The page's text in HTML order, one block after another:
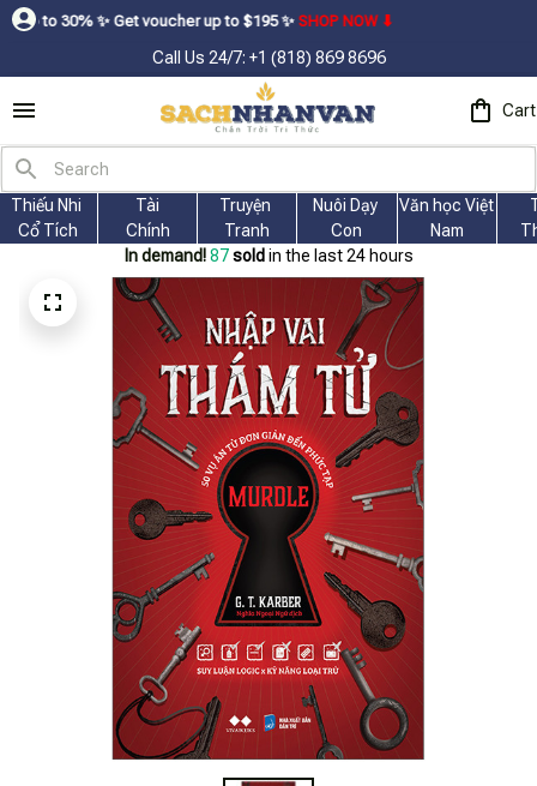
ㅤ Get voucher up to $195ㅤ ✨ㅤSHOP NOW ⬇
Call Us 24/7: +1 (818) 869 8696
Cart
Thiếu Nhi
Cổ Tích
Tài
Chính
Truyện
Tranh
Nuôi Dạy
Con
Văn học Việt
Nam
In demand! 87 sold in the last 24 hours